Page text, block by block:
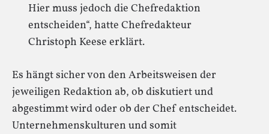
Hier muss jedoch die Chefredaktion
entscheiden“, hatte Chefredakteur
Christoph Keese erklärt.
Es hängt sicher von den Arbeitsweisen der
jeweiligen Redaktion ab, ob diskutiert und
abgestimmt wird oder ob der Chef entscheidet.
Unternehmenskulturen und somit